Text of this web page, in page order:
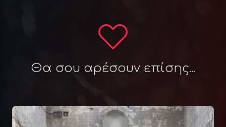
Θα σου αρέσουν επίσης...